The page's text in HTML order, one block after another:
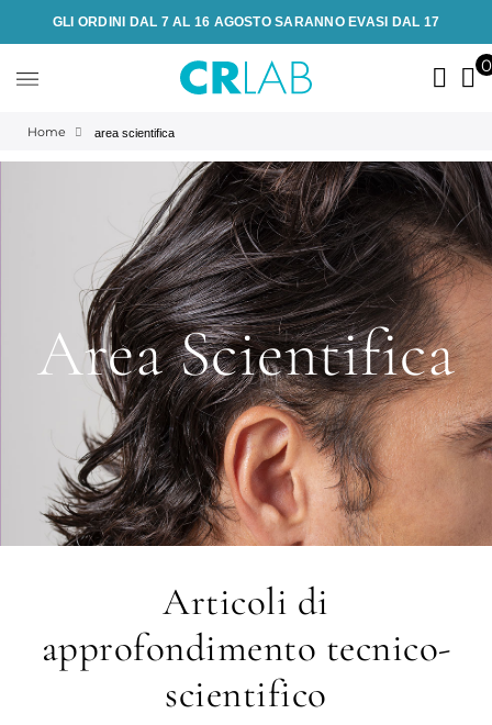
GLI ORDINI DAL 7 AL 16 AGOSTO SARANNO EVASI DAL 17
Home area scientifica
Area Scientifica
Articoli di
approfondimento tecnico-
scientifico